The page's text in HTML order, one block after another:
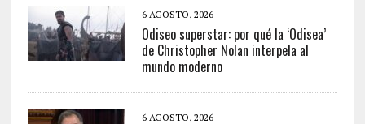
6 AGOSTO, 2026
Odiseo superstar: por qué la ‘Odisea’
de Christopher Nolan interpela al
mundo moderno
6 AGOSTO, 2026